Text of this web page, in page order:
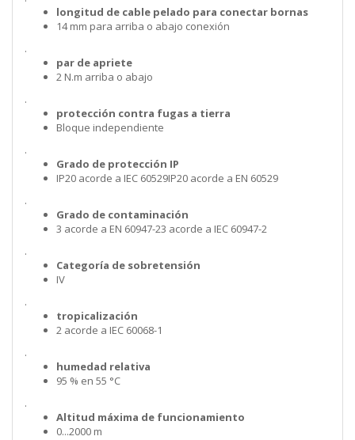
longitud de cable pelado para conectar bornas
14 mm para arriba o abajo conexión
.
par de apriete
2 N.m arriba o abajo
.
protección contra fugas a tierra
Bloque independiente
.
Grado de protección IP
IP20 acorde a IEC 60529IP20 acorde a EN 60529
.
Grado de contaminación
3 acorde a EN 60947-23 acorde a IEC 60947-2
.
Categoría de sobretensión
IV
.
tropicalización
2 acorde a IEC 60068-1
.
humedad relativa
95 % en 55 °C
.
Altitud máxima de funcionamiento
0...2000 m